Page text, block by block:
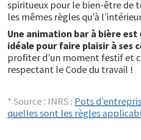
spiritueux pour le bien-être de
les mêmes règles qu’à
Une animation bar à bière est
idéale pour faire plaisir à ses
profiter d’un moment festif et
respectant le Code du travail !
* Source : INRS : Pots
quelles sont les règles